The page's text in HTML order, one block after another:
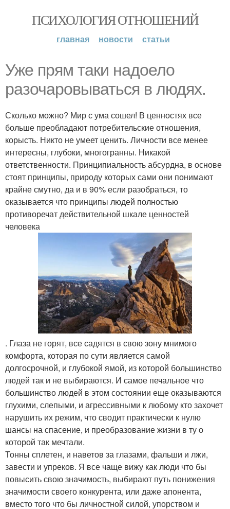
ПСИХОЛОГИЯ ОТНОШЕНИЙ
главная новости статьи
Уже прям таки надоело
разочаровываться в людях.
Сколько можно? Мир с ума сошел! В ценностях все
больше преобладают потребительские отношения,
корысть. Никто не умеет ценить. Личности все менее
интересны, глубоки, многогранны. Никакой
ответственности. Принципиальность абсурдна, в основе
стоят принципы, природу которых сами они понимают
крайне смутно, да и в 90% если разобраться, то
оказывается что принципы людей полностью
противоречат действительной шкале ценностей
человека
. Глаза не горят, все садятся в свою зону мнимого
комфорта, которая по сути является самой
долгосрочной, и глубокой ямой, из которой большинство
людей так и не выбираются. И самое печальное что
большинство людей в этом состоянии еще оказываются
глухими, слепыми, и агрессивными к любому кто захочет
нарушить их режим, что сводит практически к нулю
шансы на спасение, и преобразование жизни в ту о
которой так мечтали.
Тонны сплетен, и наветов за глазами, фальши и лжи,
завести и упреков. Я все чаще вижу как люди что бы
повысить свою значимость, выбирают путь понижения
значимости своего конкурента, или даже апонента,
вместо того что бы личностной силой, упорством и